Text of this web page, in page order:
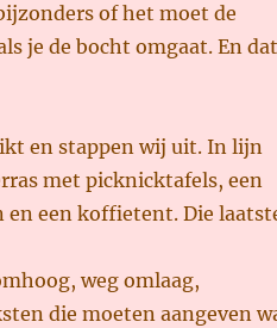
of het moet de
je de bocht omgaat. En dat
en stappen wij uit. In lijn
met picknicktafels, een
een koffietent. Die
weg omlaag,
die moeten aangeven